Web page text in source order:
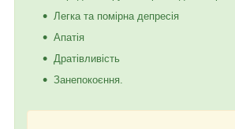
Легка та помірна депресія
Апатія
Дратівливість
Занепокоєння.